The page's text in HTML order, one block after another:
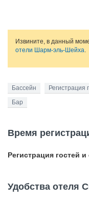
Извините, в данный
отели Шарм-эль-Шейха.
Бассейн Регистрация
Бар
Время
Регистрация гостей и
Удобства отеля